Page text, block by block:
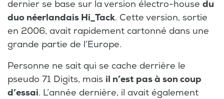
dernier se base sur la version électro-house du
duo néerlandais Hi_Tack. Cette version, sortie
en 2006, avait rapidement cartonné dans une
grande partie de l’Europe.
Personne ne sait qui se cache derrière le
pseudo 71 Digits, mais il n’est pas à son coup
d’essai. L’année dernière, il avait également